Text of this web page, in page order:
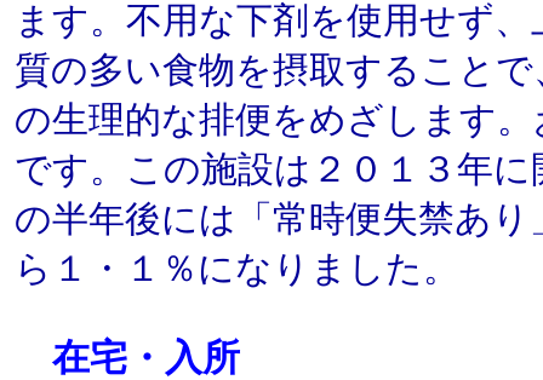
ます。不用な下剤を使用せず
質の多い食物を摂取すること
の生理的な排便をめざします
です。この施設は２０１３年
の半年後には「常時便失禁あ
ら１・１％になりました。
在宅・入所